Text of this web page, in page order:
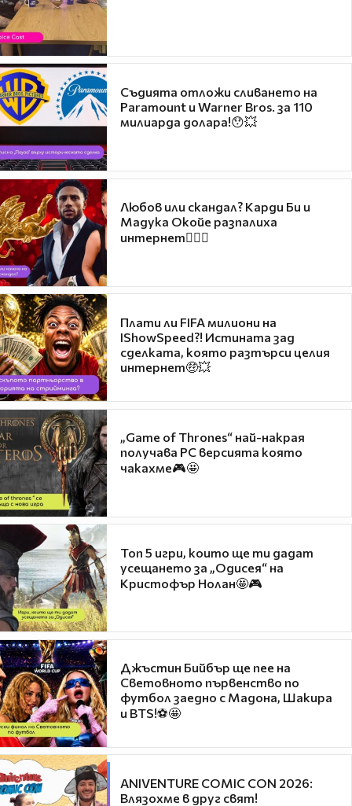
Съдията отложи сливането на
Paramount и Warner Bros. за 110
милиарда долара!😯💥
Любов или скандал? Карди Би и
Мадука Окойе разпалиха
интернет❤️‍🔥🔥
Плати ли FIFA милиони на
IShowSpeed?! Истината зад
сделката, която разтърси целия
интернет🤑💥
„Game of Thrones“ най-накрая
получава PC версията която
чакахме🎮🤩
Топ 5 игри, които ще ти дадат
усещането за „Одисея“ на
Кристофър Нолан🤩🎮
Джъстин Бийбър ще пее на
Световното първенство по
футбол заедно с Мадона, Шакира
и BTS!⚽🤩
ANIVENTURE COMIC CON 2026:
Влязохме в друг свят!